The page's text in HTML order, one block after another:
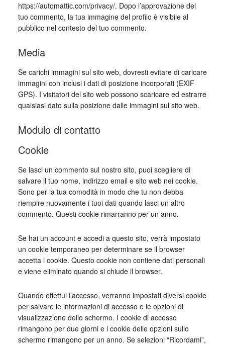
https://automattic.com/privacy/. Dopo l’approvazione del
tuo commento, la tua immagine del profilo è visibile al
pubblico nel contesto del tuo commento.
Media
Se carichi immagini sul sito web, dovresti evitare di caricare
immagini con inclusi i dati di posizione incorporati (EXIF
GPS). I visitatori del sito web possono scaricare ed estrarre
qualsiasi dato sulla posizione dalle immagini sul sito web.
Modulo di contatto
Cookie
Se lasci un commento sul nostro sito, puoi scegliere di
salvare il tuo nome, indirizzo email e sito web nei cookie.
Sono per la tua comodità in modo che tu non debba
riempire nuovamente i tuoi dati quando lasci un altro
commento. Questi cookie rimarranno per un anno.
Se hai un account e accedi a questo sito, verrà impostato
un cookie temporaneo per determinare se il browser
accetta i cookie. Questo cookie non contiene dati personali
e viene eliminato quando si chiude il browser.
Quando effettui l’accesso, verranno impostati diversi cookie
per salvare le informazioni di accesso e le opzioni di
visualizzazione dello schermo. I cookie di accesso
rimangono per due giorni e i cookie delle opzioni sullo
schermo rimangono per un anno. Se selezioni “Ricordami”,